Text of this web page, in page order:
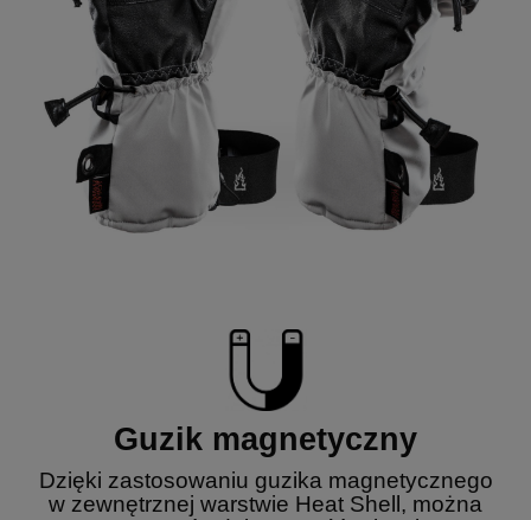
Guzik magnetyczny
Dzięki zastosowaniu guzika magnetycznego
w zewnętrznej warstwie Heat Shell, można